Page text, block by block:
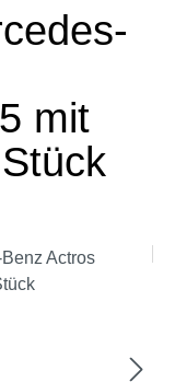
mit